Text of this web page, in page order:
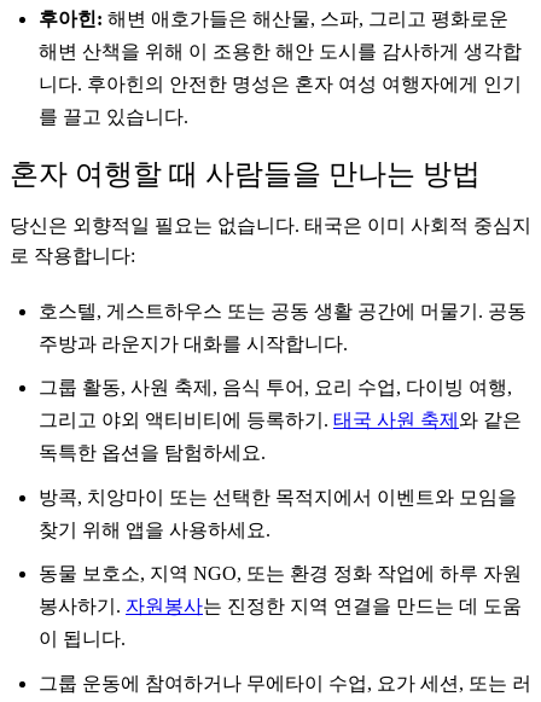
후아힌: 해변 애호가들은 해산물, 스파, 그리고 평화로운
해변 산책을 위해 이 조용한 해안 도시를 감사하게 생각합
니다. 후아힌의 안전한 명성은 혼자 여성 여행자에게 인기
를 끌고 있습니다.
혼자 여행할 때 사람들을 만나는 방법
당신은 외향적일 필요는 없습니다. 태국은 이미 사회적 중심지
로 작용합니다:
호스텔, 게스트하우스 또는 공동 생활 공간에 머물기. 공동
주방과 라운지가 대화를 시작합니다.
그룹 활동, 사원 축제, 음식 투어, 요리 수업, 다이빙 여행,
그리고 야외 액티비티에 등록하기. 태국 사원 축제 와 같은
독특한 옵션을 탐험하세요.
방콕, 치앙마이 또는 선택한 목적지에서 이벤트와 모임을
찾기 위해 앱을 사용하세요.
동물 보호소, 지역 NGO, 또는 환경 정화 작업에 하루 자원
봉사하기. 자원봉사는 진정한 지역 연결을 만드는 데 도움
이 됩니다.
그룹 운동에 참여하거나 무에타이 수업, 요가 세션, 또는 러